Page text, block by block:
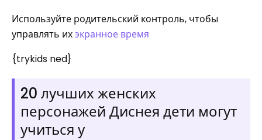
Используйте родительский контроль, чтобы
управлять ихэкранное время
{trykids ned}
20 лучших женских
персонажей Диснея дети могут
учиться у